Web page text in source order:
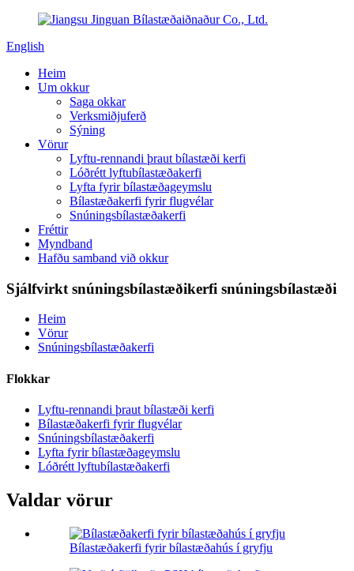
English
Heim
Um okkur
Saga okkar
Verksmiðjuferð
Sýning
Vörur
Lyftu-rennandi þraut bílastæði kerfi
Lóðrétt lyftubílastæðakerfi
Lyfta fyrir bílastæðageymslu
Bílastæðakerfi fyrir flugvélar
Snúningsbílastæðakerfi
Fréttir
Myndband
Hafðu samband við okkur
Sjálfvirkt snúningsbílastæðikerfi snúningsbílastæði
Heim
Vörur
Snúningsbílastæðakerfi
Flokkar
Lyftu-rennandi þraut bílastæði kerfi
Bílastæðakerfi fyrir flugvélar
Snúningsbílastæðakerfi
Lyfta fyrir bílastæðageymslu
Lóðrétt lyftubílastæðakerfi
Valdar vörur
Bílastæðakerfi fyrir bílastæðahús í gryfju